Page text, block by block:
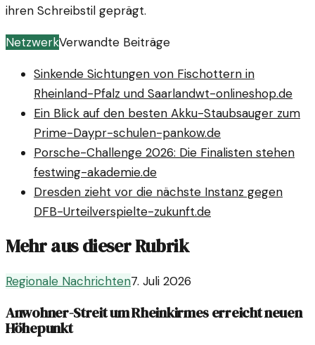
ihren Schreibstil geprägt.
NetzwerkVerwandte Beiträge
Sinkende Sichtungen von Fischottern in
Rheinland-Pfalz und Saarlandwt-onlineshop.de
Ein Blick auf den besten Akku-Staubsauger zum
Prime-Daypr-schulen-pankow.de
Porsche-Challenge 2026: Die Finalisten stehen
festwing-akademie.de
Dresden zieht vor die nächste Instanz gegen
DFB-Urteilverspielte-zukunft.de
Mehr aus dieser Rubrik
Regionale Nachrichten7. Juli 2026
Anwohner-Streit um Rheinkirmes erreicht neuen
Höhepunkt